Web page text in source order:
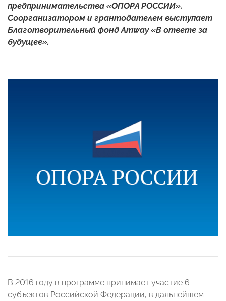
предпринимательства «ОПОРА РОССИИ».
Соорганизатором и грантодателем выступает
Благотворительный фонд Amway «В ответе за
будущее».
В 2016 году в программе принимает участие 6
субъектов Российской Федерации, в дальнейшем